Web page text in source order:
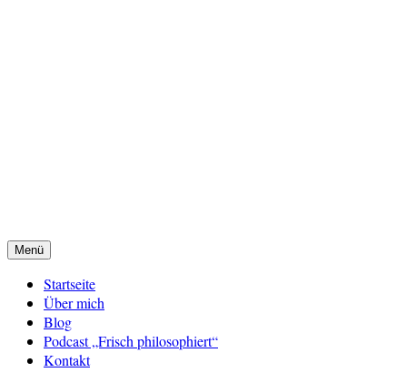
Menü
Startseite
Über mich
Blog
Podcast „Frisch philosophiert“
Kontakt